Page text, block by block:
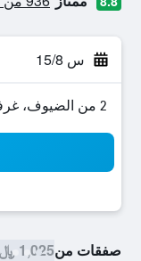
س 15/8
2 من الضيوف، غرفة واحدة
صفقات من1,025 ﷼